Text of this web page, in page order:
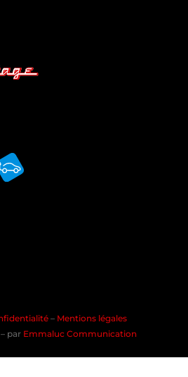
– Mentions légales
par Emmaluc Communication